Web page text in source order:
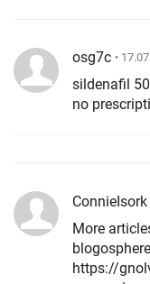
osg7c •
sildenafil
no
ConnieIsork
More
https://